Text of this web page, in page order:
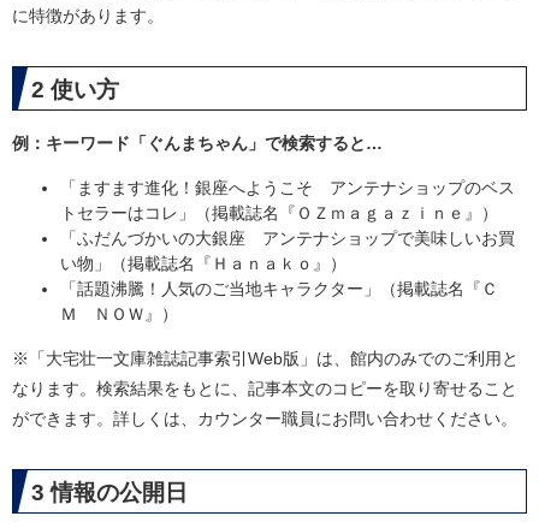
に特徴があります。
2 使い方
例：キーワード「ぐんまちゃん」で検索すると…
「ますます進化！銀座へようこそ アンテナショップのベス
トセラーはコレ」（掲載誌名『ＯＺｍａｇａｚｉｎｅ』）
「ふだんづかいの大銀座 アンテナショップで美味しいお買
い物」（掲載誌名『Ｈａｎａｋｏ』）
「話題沸騰！人気のご当地キャラクター」（掲載誌名『Ｃ
Ｍ ＮＯＷ』）
※「大宅壮一文庫雑誌記事索引Web版」は、館内のみでのご利用と
なります。検索結果をもとに、記事本文のコピーを取り寄せること
ができます。詳しくは、カウンター職員にお問い合わせください。
3 情報の公開日